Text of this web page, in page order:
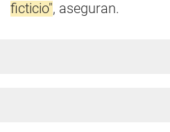
ficticio", aseguran.